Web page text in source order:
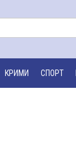
КРИМИ СПОРТ